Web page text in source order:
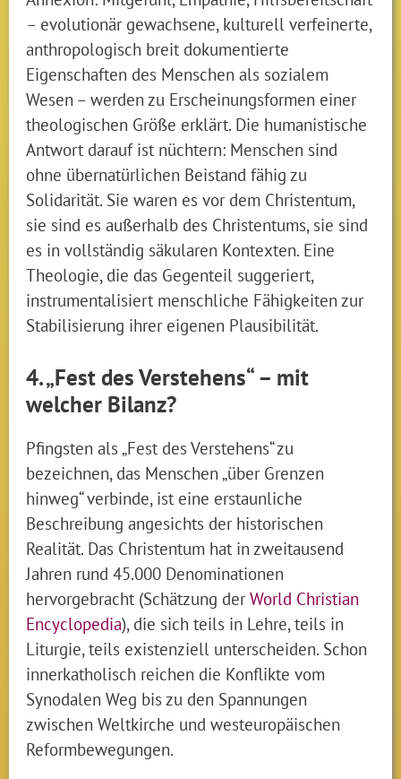
– evolutionär gewachsene, kulturell verfeinerte,
anthropologisch breit dokumentierte
Eigenschaften des Menschen als sozialem
Wesen – werden zu Erscheinungsformen einer
theologischen Größe erklärt. Die humanistische
Antwort darauf ist nüchtern: Menschen sind
ohne übernatürlichen Beistand fähig zu
Solidarität. Sie waren es vor dem Christentum,
sie sind es außerhalb des Christentums, sie sind
es in vollständig säkularen Kontexten. Eine
Theologie, die das Gegenteil suggeriert,
instrumentalisiert menschliche Fähigkeiten zur
Stabilisierung ihrer eigenen Plausibilität.
4. „Fest des Verstehens“ – mit
welcher Bilanz?
Pfingsten als „Fest des Verstehens“ zu
bezeichnen, das Menschen „über Grenzen
hinweg“ verbinde, ist eine erstaunliche
Beschreibung angesichts der historischen
Realität. Das Christentum hat in zweitausend
Jahren rund 45.000 Denominationen
hervorgebracht (Schätzung derWorld Christian
Encyclopedia), die sich teils in Lehre, teils in
Liturgie, teils existenziell unterscheiden. Schon
innerkatholisch reichen die Konflikte vom
Synodalen Weg bis zu den Spannungen
zwischen Weltkirche und westeuropäischen
Reformbewegungen.